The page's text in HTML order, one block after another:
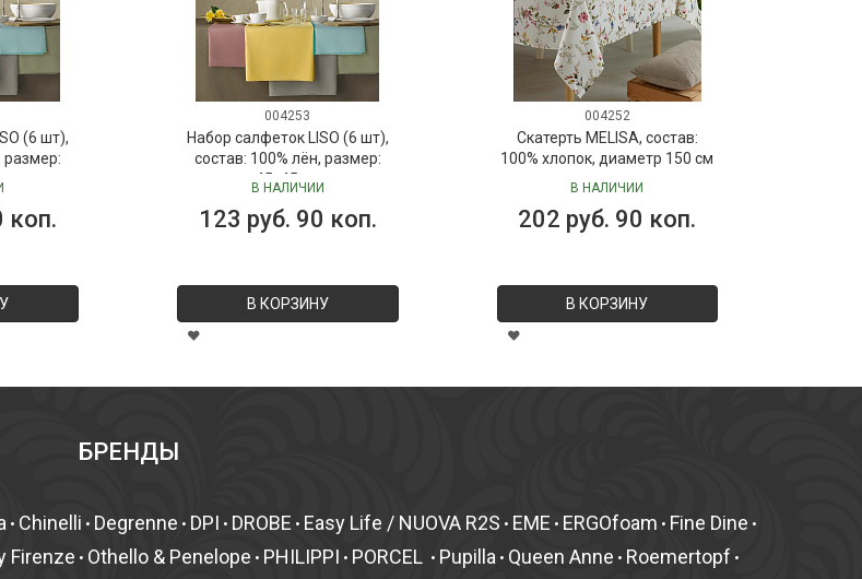
(6 шт),
размер:
коп.
004253
Набор салфеток LISO (6 шт),
состав: 100% лён, размер:
45х45 см
В НАЛИЧИИ
123 руб. 90 коп.
В КОРЗИНУ
004252
Скатерть MELISA, состав:
100% хлопок, диаметр 150 см
В НАЛИЧИИ
202 руб. 90 коп.
В КОРЗИНУ
БРЕНДЫ
• Chinelli • Degrenne • DPI • DROBE • Easy Life / NUOVA R2S • EME • ERGOfoam • Fine Dine •
Firenze • Othello & Penelope • PHILIPPI • PORCEL • Pupilla • Queen Anne • Roemertopf •